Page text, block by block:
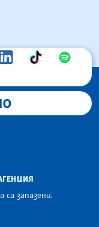
са запазени.